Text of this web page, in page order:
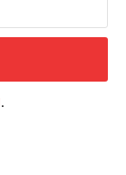
.